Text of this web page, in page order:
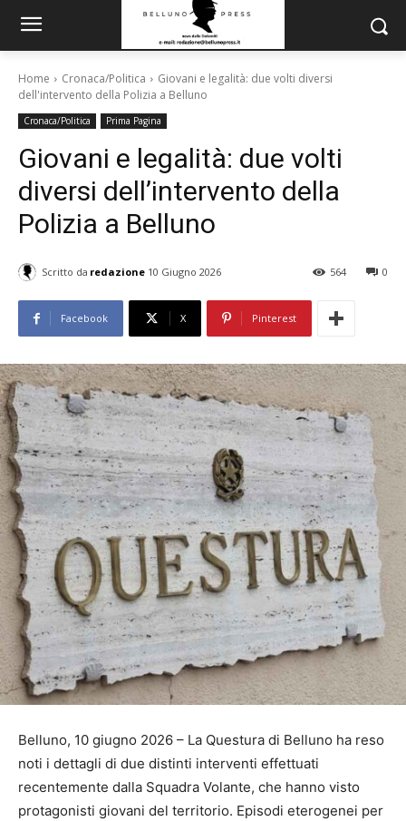
Home Cronaca/Politica
Giovani e legalità: due volti diversi
dell'intervento della Polizia a Belluno
Cronaca/Politica Prima Pagina
Giovani e legalità: due volti
diversi dell’intervento della
Polizia a Belluno
Scritto da redazione 10 Giugno 2026 0
564
Facebook X Pinterest
Belluno, 10 giugno 2026 – La Questura di Belluno ha reso
noti i dettagli di due distinti interventi effettuati
recentemente dalla Squadra Volante, che hanno visto
protagonisti giovani del territorio. Episodi eterogenei per